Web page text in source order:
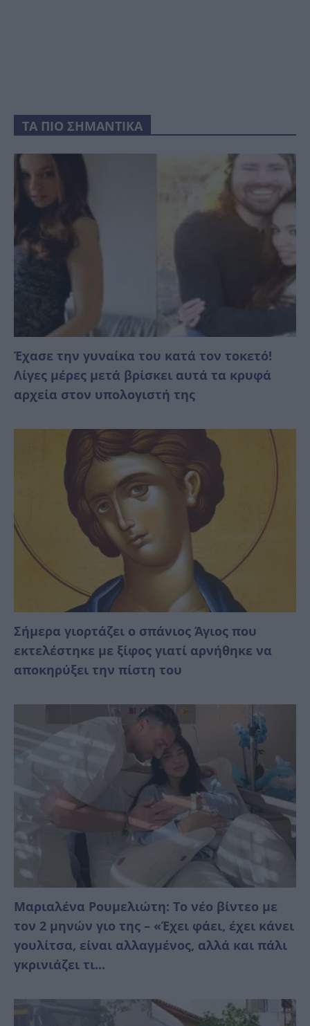
ΤΑ ΠΙΟ ΣΗΜΑΝΤΙΚΑ
Έχασε την γυναίκα του κατά τον τοκετό!
Λίγες μέρες μετά βρίσκει αυτά τα κρυφά
αρχεία στον υπολογιστή της
Σήμερα γιορτάζει ο σπάνιος Άγιος που
εκτελέστηκε με ξίφος γιατί αρνήθηκε να
αποκηρύξει την πίστη του
Μαριαλένα Ρουμελιώτη: Το νέο βίντεο με
τον 2 μηνών γιο της – «Έχει φάει, έχει κάνει
γουλίτσα, είναι αλλαγμένος, αλλά και πάλι
γκρινιάζει τι...